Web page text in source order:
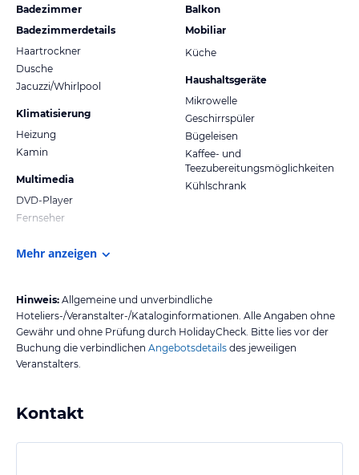
Badezimmer
Badezimmerdetails
Haartrockner
Dusche
Jacuzzi/Whirlpool
Klimatisierung
Heizung
Kamin
Multimedia
DVD-Player
Fernseher
Balkon
Mobiliar
Küche
Haushaltsgeräte
Mikrowelle
Geschirrspüler
Bügeleisen
Kaffee- und
Teezubereitungsmöglichkeiten
Kühlschrank
Mehr anzeigen
Hinweis: Allgemeine und unverbindliche
Hoteliers-/Veranstalter-/Kataloginformationen. Alle Angaben ohne
Gewähr und ohne Prüfung durch HolidayCheck. Bitte lies vor der
Buchung die verbindlichen Angebotsdetails des jeweiligen
Veranstalters.
Kontakt